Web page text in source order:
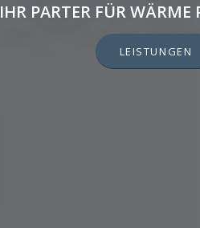
IHR PARTER FÜR
LEISTUNGEN